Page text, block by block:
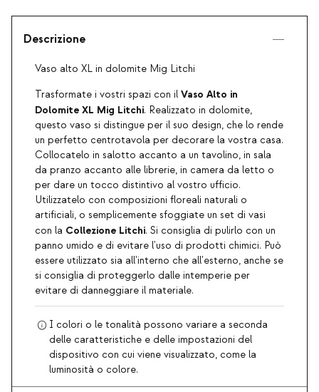
Descrizione
Vaso alto XL in dolomite Mig Litchi
Trasformate i vostri spazi con il Vaso Alto in
Dolomite XL Mig Litchi. Realizzato in dolomite,
questo vaso si distingue per il suo design, che lo rende
un perfetto centrotavola per decorare la vostra casa.
Collocatelo in salotto accanto a un tavolino, in sala
da pranzo accanto alle librerie, in camera da letto o
per dare un tocco distintivo al vostro ufficio.
Utilizzatelo con composizioni floreali naturali o
artificiali, o semplicemente sfoggiate un set di vasi
con la Collezione Litchi. Si consiglia di pulirlo con un
panno umido e di evitare l'uso di prodotti chimici. Può
essere utilizzato sia all'interno che all'esterno, anche se
si consiglia di proteggerlo dalle intemperie per
evitare di danneggiare il materiale.
I colori o le tonalità possono variare a seconda
delle caratteristiche e delle impostazioni del
dispositivo con cui viene visualizzato, come la
luminosità o colore.